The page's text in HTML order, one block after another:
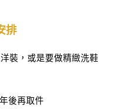
排
裝，或是要做精緻洗鞋
後再取件